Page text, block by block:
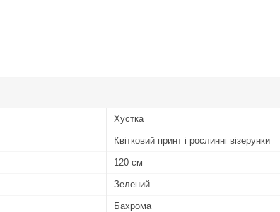
Хустка
Квітковий принт і рослинні візерунки
120 см
Зелений
Бахрома